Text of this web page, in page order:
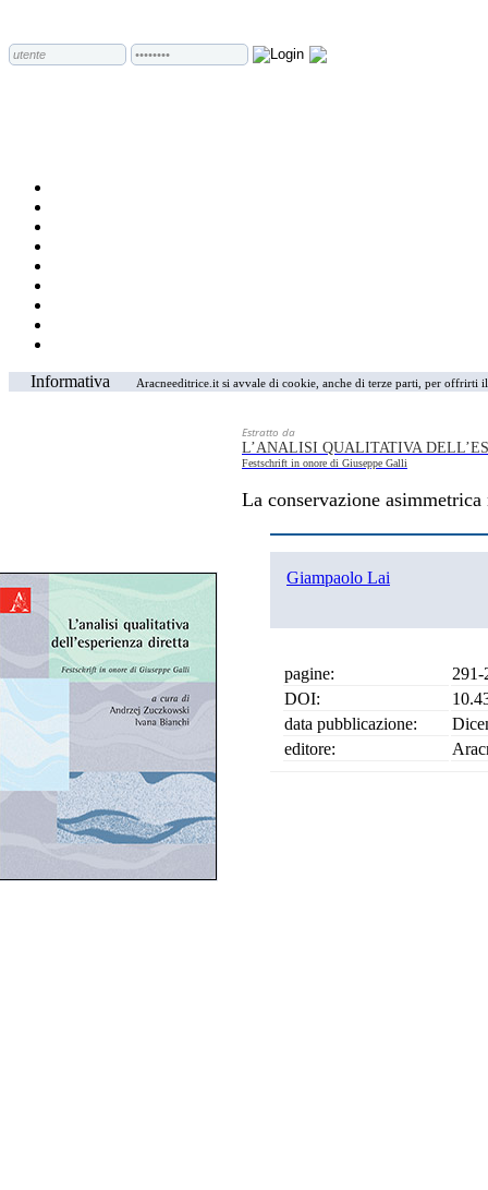
Informativa Aracneeditrice.it si avvale di cookie, anche di terze parti, per
Estratto da
L’ANALISI QUALITATIVA
Festschrift in onore di Giuseppe Galli
La conservazione
Giampaolo Lai
pagine:
291-
DOI:
data pubblicazione:
editore: